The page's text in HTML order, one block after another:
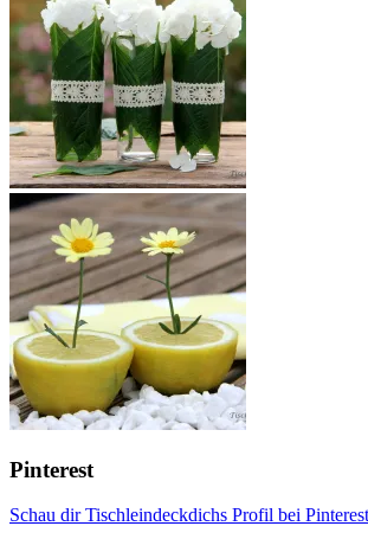
Pinterest
Schau dir Tischleindeckdichs Profil bei